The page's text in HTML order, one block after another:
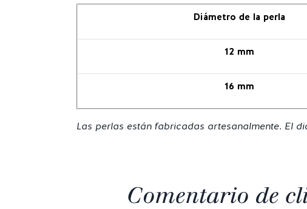
Diámetro de la perla
12 mm
16 mm
Las perlas están fabricadas artesanalmente. El
Comentario de